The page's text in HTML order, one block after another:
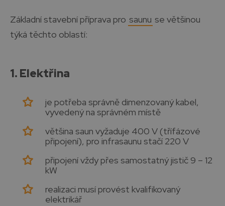
Základní stavební příprava pro saunu se většinou
týká těchto oblastí:
1. Elektřina
je potřeba správně dimenzovaný kabel,
vyvedený na správném místě
většina saun vyžaduje 400 V (třífázové
připojení), pro infrasaunu stačí 220 V
připojení vždy přes samostatný jistič 9 – 12
kW
realizaci musí provést kvalifikovaný
elektrikář